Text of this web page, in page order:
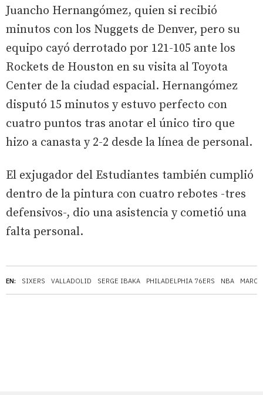
EN: SIXERS VALLADOLID SERGE IBAKA PHILADELPHIA 76ERS NBA MARC
Juancho Hernangómez, quien si recibió
minutos con los Nuggets de Denver, pero su
equipo cayó derrotado por 121-105 ante los
Rockets de Houston en su visita al Toyota
Center de la ciudad espacial. Hernangómez
disputó 15 minutos y estuvo perfecto con
cuatro puntos tras anotar el único tiro que
hizo a canasta y 2-2 desde la línea de personal.
El exjugador del Estudiantes también cumplió
dentro de la pintura con cuatro rebotes -tres
defensivos-, dio una asistencia y cometió una
falta personal.